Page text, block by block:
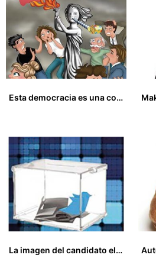
Esta democracia es una coña marinera
La imagen del candidato electoral en el contexto de la cibercampaña